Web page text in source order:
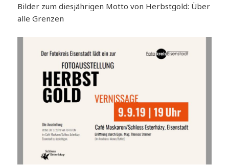
Bilder zum diesjährigen Motto von Herbstgold: Über
alle Grenzen